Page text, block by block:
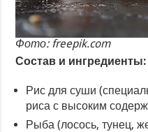
Фото: freepik.com
Состав и ингредиенты:
Рис для суши
риса с высоким
Рыба (лосось, тунец,